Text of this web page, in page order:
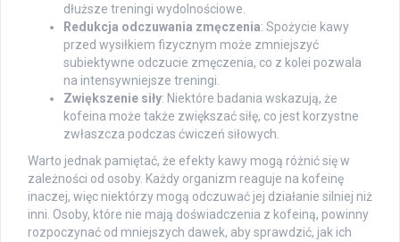
dłuższe treningi wydolnościowe.
Redukcja odczuwania zmęczenia: Spożycie kawy
przed wysiłkiem fizycznym może zmniejszyć
subiektywne odczucie zmęczenia, co z kolei pozwala
na intensywniejsze treningi.
Zwiększenie siły: Niektóre badania wskazują, że
kofeina może także zwiększać siłę, co jest korzystne
zwłaszcza podczas ćwiczeń siłowych.
Warto jednak pamiętać, że efekty kawy mogą różnić się w
zależności od osoby. Każdy organizm reaguje na kofeinę
inaczej, więc niektórzy mogą odczuwać jej działanie silniej niż
inni. Osoby, które nie mają doświadczenia z kofeiną, powinny
rozpoczynać od mniejszych dawek, aby sprawdzić, jak ich